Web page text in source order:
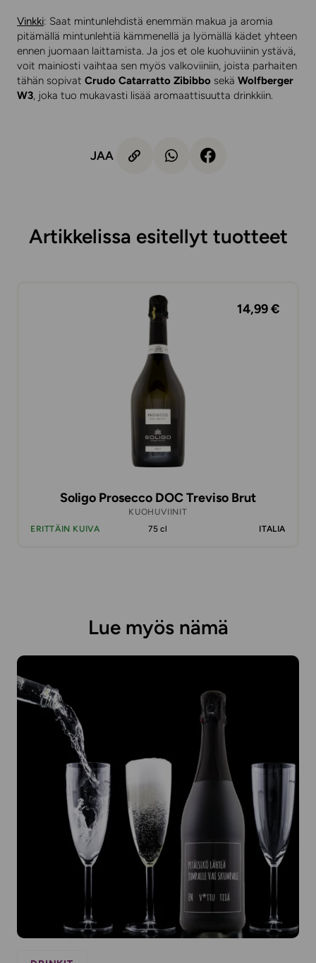
Vinkki: Saat mintunlehdistä enemmän makua ja aromia
pitämällä mintunlehtiä kämmenellä ja lyömällä kädet yhteen
ennen juomaan laittamista. Ja jos et ole kuohuviinin ystävä,
voit mainiosti vaihtaa sen myös valkoviiniin, joista parhaiten
tähän sopivat Crudo Catarratto Zibibbo sekä Wolfberger
W3, joka tuo mukavasti lisää aromaattisuutta drinkkiin.
JAA
Artikkelissa esitellyt tuotteet
14,99 €
Soligo Prosecco DOC Treviso Brut
KUOHUVIINIT
ERITTÄIN KUIVA
75 cl ITALIA
Lue myös nämä